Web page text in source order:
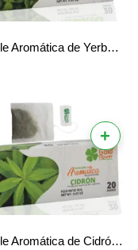
Increíble Aromática de Yerbabuena Gold Flower – El Mejor Sabor Refrescante y Natural
+
Increíble Aromática de Cidrón Gold Flower – El Mejor Sabor Natural y Relajante